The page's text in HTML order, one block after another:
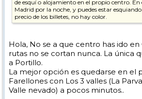
de esquí o alojamiento en el propio centro. En
Madrid por la noche, y puedes estar
precio de los billetes, no hay color.
Hola, No se a que centro has ido en
rutas no se cortan nunca. La única
a Portillo.
La mejor opción es quedarse en el
Farellones con Los 3 valles (La
Valle nevado) a pocos minutos..